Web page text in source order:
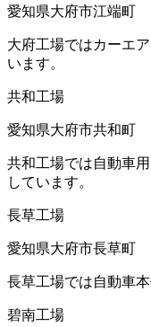
愛知県大府市江端町
大府工場ではカーエ
います。
共和工場
愛知県大府市共和町
共和工場では自動車
しています。
長草工場
愛知県大府市長草町
長草工場では自動車
碧南工場